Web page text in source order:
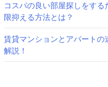
ン
コスパの良い部屋探しをす
限抑える方法とは？
賃貸マンションとアパート
解説！